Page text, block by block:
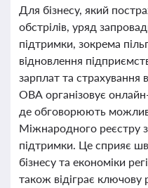
Для бізнесу, який
обстрілів, уряд
підтримки, зокрема
відновлення
зарплат та страхування
ОВА організовує
де обговорюють
Міжнародного реєстру
підтримки. Це сприяє
бізнесу та економіки
також відіграє ключову